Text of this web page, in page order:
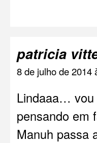
patricia
8 de julho de 2014
Lindaaa… vou
pensando em
Manuh passa